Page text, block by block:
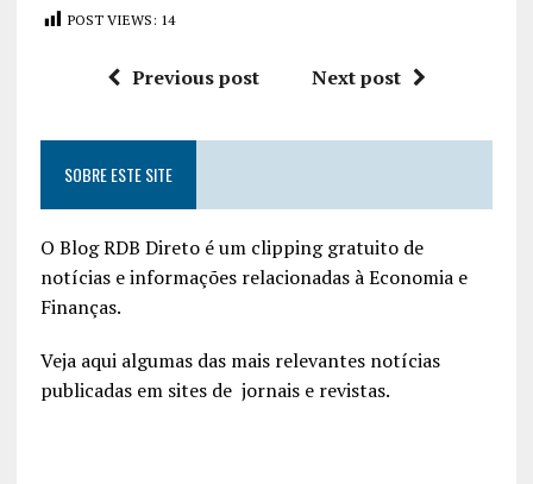
POST VIEWS: 14
Previous post Next post
SOBRE ESTE SITE
O Blog RDB Direto é um clipping gratuito de
notícias e informações relacionadas à Economia e
Finanças.
Veja aqui algumas das mais relevantes notícias
publicadas em sites de jornais e revistas.